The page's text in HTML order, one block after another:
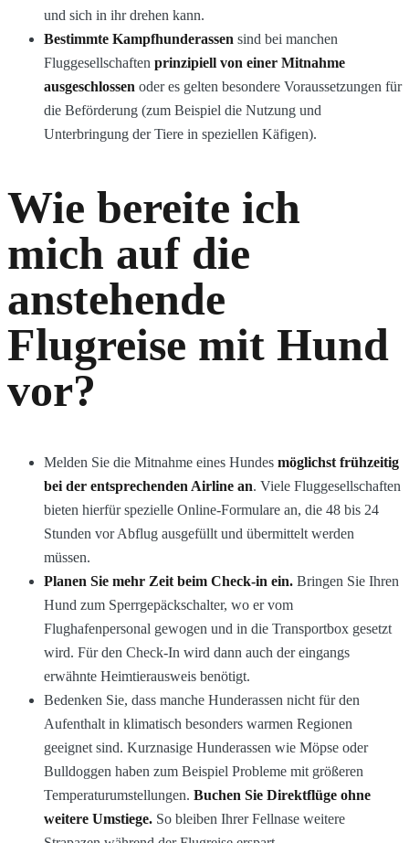
und sich in ihr drehen kann.
Bestimmte Kampfhunderassen sind bei manchen
Fluggesellschaften prinzipiell von einer Mitnahme
ausgeschlossen oder es gelten besondere Voraussetzungen für
die Beförderung (zum Beispiel die Nutzung und
Unterbringung der Tiere in speziellen Käfigen).
Wie bereite ich
mich auf die
anstehende
Flugreise mit Hund
vor?
Melden Sie die Mitnahme eines Hundes möglichst frühzeitig
bei der entsprechenden Airline an. Viele Fluggesellschaften
bieten hierfür spezielle Online-Formulare an, die 48 bis 24
Stunden vor Abflug ausgefüllt und übermittelt werden
müssen.
Planen Sie mehr Zeit beim Check-in ein. Bringen Sie Ihren
Hund zum Sperrgepäckschalter, wo er vom
Flughafenpersonal gewogen und in die Transportbox gesetzt
wird. Für den Check-In wird dann auch der eingangs
erwähnte Heimtierausweis benötigt.
Bedenken Sie, dass manche Hunderassen nicht für den
Aufenthalt in klimatisch besonders warmen Regionen
geeignet sind. Kurznasige Hunderassen wie Möpse oder
Bulldoggen haben zum Beispiel Probleme mit größeren
Temperaturumstellungen. Buchen Sie Direktflüge ohne
weitere Umstiege. So bleiben Ihrer Fellnase weitere